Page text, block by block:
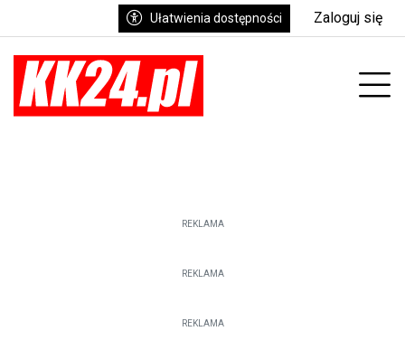
Ułatwienia dostępności Zaloguj się
REKLAMA
REKLAMA
REKLAMA